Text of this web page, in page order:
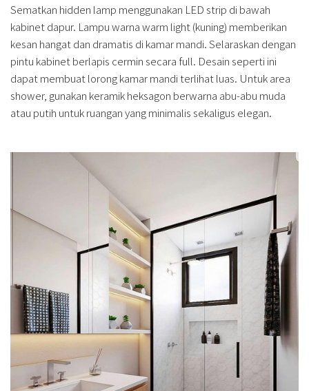
Sematkan hidden lamp menggunakan LED strip di bawah
kabinet dapur. Lampu warna warm light (kuning) memberikan
kesan hangat dan dramatis di kamar mandi. Selaraskan dengan
pintu kabinet berlapis cermin secara full. Desain seperti ini
dapat membuat lorong kamar mandi terlihat luas. Untuk area
shower, gunakan keramik heksagon berwarna abu-abu muda
atau putih untuk ruangan yang minimalis sekaligus elegan.